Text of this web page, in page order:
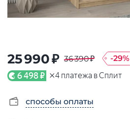
25 990 ₽ 36 390 ₽ -29%
6 498 ₽ ×4 платежа в Сплит
способы оплаты